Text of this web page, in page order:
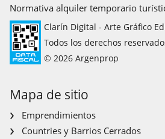
Normativa alquiler temporario
Clarín Digital - Arte Gráfico
Todos los derechos
© 2026 Argenprop
Mapa de sitio
Emprendimientos
Countries y Barrios Cerrados